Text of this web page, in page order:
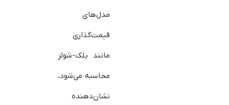
مدل‌های
قیمت‌گذاری
مانند بلک-شولز
محاسبه می‌شود،
نشان‌دهنده